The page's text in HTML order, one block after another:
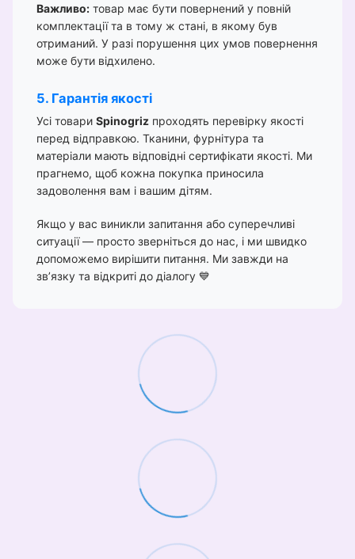
Важливо: товар має бути повернений у повній
комплектації та в тому ж стані, в якому був
отриманий. У разі порушення цих умов повернення
може бути відхилено.
5. Гарантія якості
Усі товари Spinogriz проходять перевірку якості
перед відправкою. Тканини, фурнітура та
матеріали мають відповідні сертифікати якості. Ми
прагнемо, щоб кожна покупка приносила
задоволення вам і вашим дітям.
Якщо у вас виникли запитання або суперечливі
ситуації — просто зверніться до нас, і ми швидко
допоможемо вирішити питання. Ми завжди на
зв’язку та відкриті до діалогу 💙